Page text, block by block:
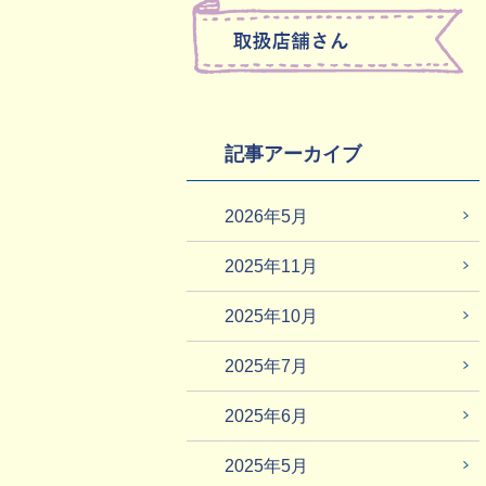
記事アーカイブ
2026年5月
2025年11月
2025年10月
2025年7月
2025年6月
2025年5月